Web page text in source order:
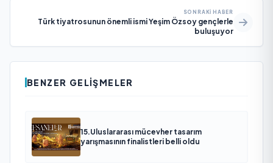
SONRAKI HABER
Türk tiyatrosunun önemli ismi Yeşim Özsoy gençlerle
buluşuyor
BENZER GELIŞMELER
15.Uluslararası mücevher tasarım
yarışmasının finalistleri belli oldu